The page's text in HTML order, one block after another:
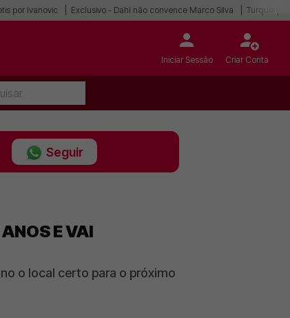
por Ivanovic Exclusivo - Dahl não convence Marco Silva Turquia
Iniciar Sessão Criar Conta
Seguir
E VAI
o local certo para o próximo